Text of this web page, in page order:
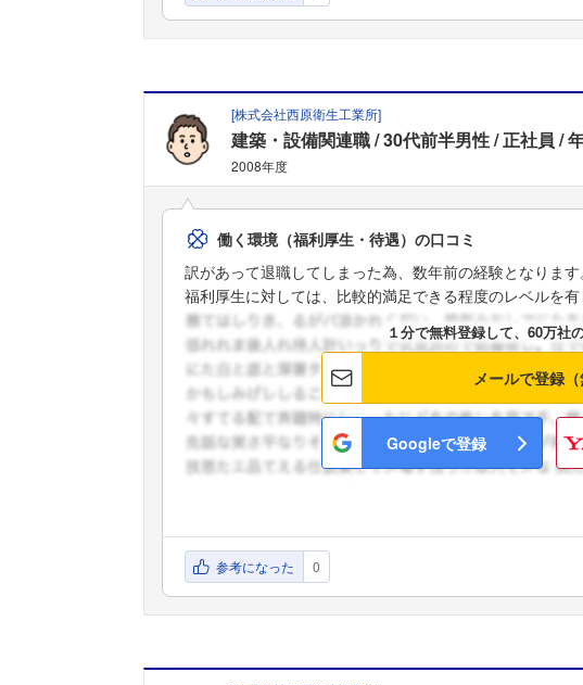
[株式会社西原衛生工業所]
建築・設備関連職 30代前半男性 正社員
2008年度
働く環境（福利厚生・待遇）の口コミ
訳があって退職してしまった為、数年前の経験となります。
福利厚生に対しては、比較的満足できる程度のレベルを
１分で無料登録して、60万社
メールで登録（
Googleで登録
参考になった 0